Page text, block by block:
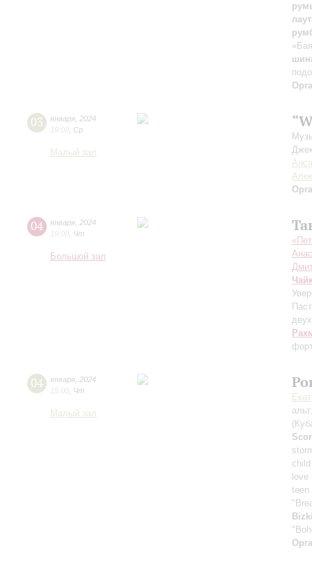
03 января 2024
19:00 Ср
Малый зал
04 января 2024
19:00 Чт
Большой зал
04 января 2024
15:00 Чт
Малый зал